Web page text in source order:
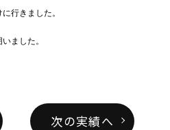
行きました。
ました。
次の実績へ